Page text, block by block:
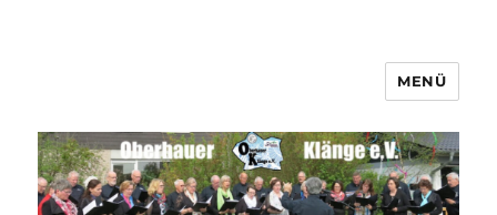
Männerchor Quirrenbach e.V.
MENÜ